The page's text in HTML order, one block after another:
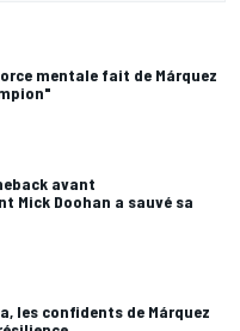
mentale fait de Márquez
avant
Mick Doohan a sauvé sa
les confidents de Márquez